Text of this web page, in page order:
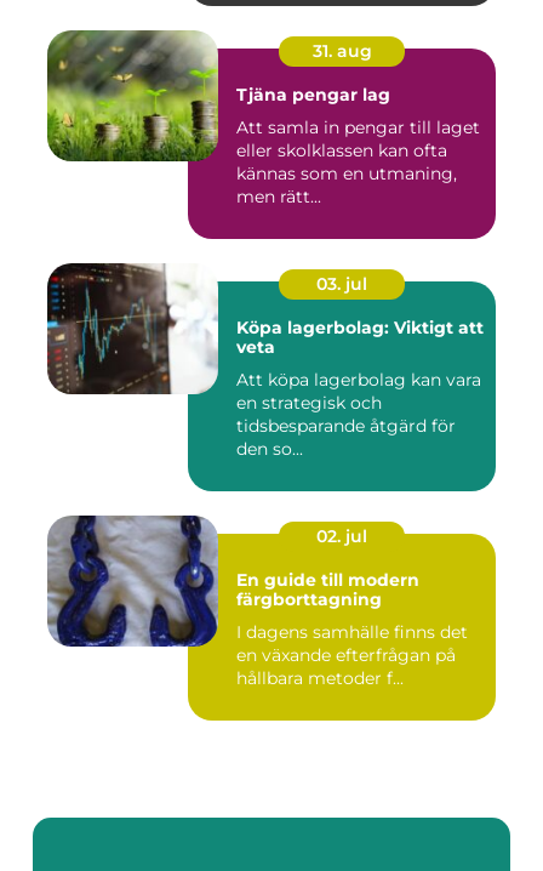
31. aug
Tjäna pengar lag
Att samla in pengar till laget
eller skolklassen kan ofta
kännas som en utmaning,
men rätt...
03. jul
Köpa lagerbolag: Viktigt att
veta
Att köpa lagerbolag kan vara
en strategisk och
tidsbesparande åtgärd för
den so...
02. jul
En guide till modern
färgborttagning
I dagens samhälle finns det
en växande efterfrågan på
hållbara metoder f...